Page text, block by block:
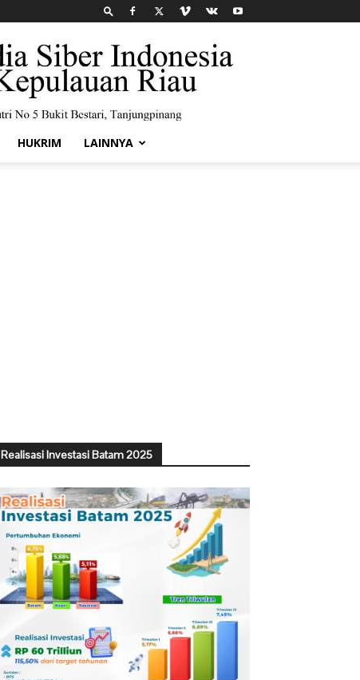
HUKRIM LAINNYA
Realisasi Investasi Batam 2025